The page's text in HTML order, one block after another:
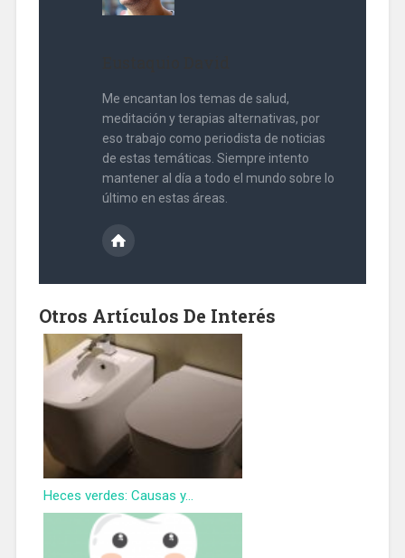
Me encantan los temas de salud,
meditación y terapias alternativas, por
eso trabajo como periodista de noticias
de estas temáticas. Siempre intento
mantener al día a todo el mundo sobre lo
último en estas áreas.
Otros Artículos De Interés
Heces verdes: Causas y...